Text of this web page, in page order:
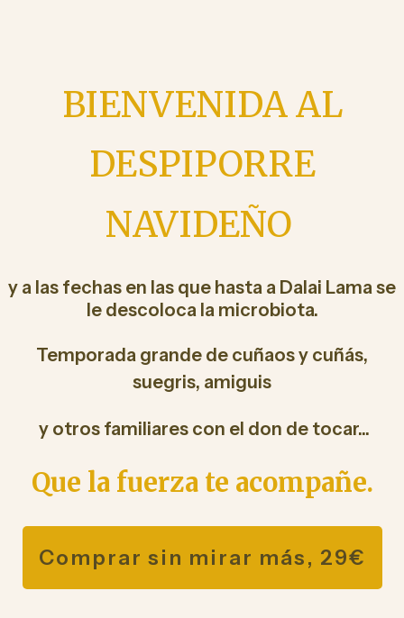
BIENVENIDA AL
DESPIPORRE
NAVIDEÑO
y a las fechas en las que hasta a Dalai Lama se
le descoloca la microbiota.
Temporada grande de cuñaos y cuñás,
suegris, amiguis
y otros familiares con el don de tocar...
Que la fuerza te acompañe.
Comprar sin mirar más, 29€